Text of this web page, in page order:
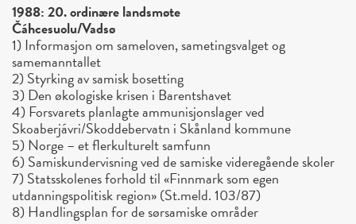
1988: 20. ordinære landsmøte
Čáhcesuolu/Vadsø
1) Informasjon om sameloven, sametingsvalget og
samemanntallet
2) Styrking av samisk bosetting
3) Den økologiske krisen i Barentshavet
4) Forsvarets planlagte ammunisjonslager ved
Skoaberjávri/Skoddebervatn i Skånland kommune
5) Norge – et flerkulturelt samfunn
6) Samiskundervisning ved de samiske videregående skoler
7) Statsskolenes forhold til «Finnmark som egen
utdanningspolitisk region» (St.meld. 103/87)
8) Handlingsplan for de sørsamiske områder